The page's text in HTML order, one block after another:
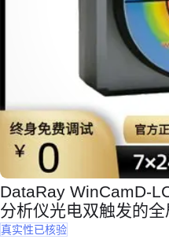
DataRay WinCamD-
分析仪光电双触发的全
真实性已核验